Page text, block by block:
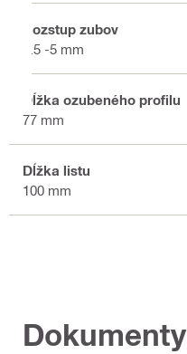
Rozstup zubov
3.5 -5 mm
Dĺžka ozubeného profilu
77 mm
Dĺžka listu
100 mm
Dokumenty